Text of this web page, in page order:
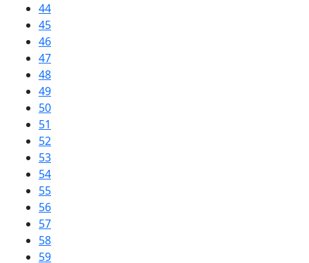
44
45
46
47
48
49
50
51
52
53
54
55
56
57
58
59